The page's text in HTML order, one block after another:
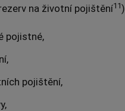
na životní pojištění11
pojistné,
pojištění,